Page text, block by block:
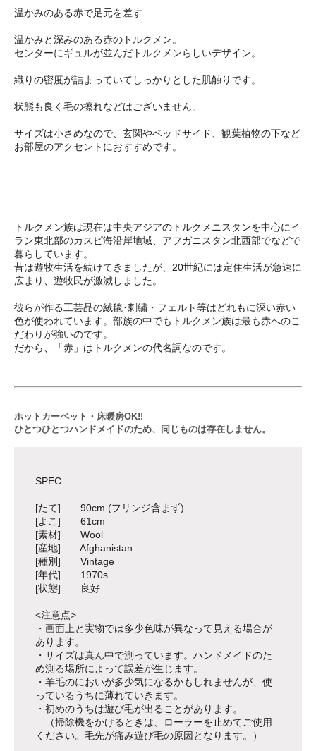
温かみのある赤で足元を差す
温かみと深みのある赤のトルクメン。
センターにギュルが並んだトルクメンらしいデザイン。
織りの密度が詰まっていてしっかりとした肌触りです。
状態も良く毛の擦れなどはございません。
サイズは小さめなので、玄関やベッドサイド、観葉植物の下など
お部屋のアクセントにおすすめです。
トルクメン族は現在は中央アジアのトルクメニスタンを中心にイ
ラン東北部のカスピ海沿岸地域、アフガニスタン北西部でなどで
暮らしています。
昔は遊牧生活を続けてきましたが、20世紀には定住生活が急速に
広まり、遊牧民が激減しました。
彼らが作る工芸品の絨毯･刺繍・フェルト等はどれもに深い赤い
色が使われています。部族の中でもトルクメン族は最も赤へのこ
だわりが強いのです。
だから、「赤」はトルクメンの代名詞なのです。
ホットカーペット・床暖房OK!!
ひとつひとつハンドメイドのため、同じものは存在しません。
SPEC
[たて] 90cm (フリンジ含まず)
[よこ] 61cm
[素材] Wool
[産地] Afghanistan
[種別] Vintage
[年代] 1970s
[状態] 良好
<注意点>
・画面上と実物では多少色味が異なって見える場合が
あります。
・サイズは真ん中で測っています。ハンドメイドのた
め測る場所によって誤差が生じます。
・羊毛のにおいが多少気になるかもしれませんが、使
っているうちに薄れていきます。
・初めのうちは遊び毛が出ることがあります。
（掃除機をかけるときは、ローラーを止めてご使用
ください。毛先が痛み遊び毛の原因となります。）